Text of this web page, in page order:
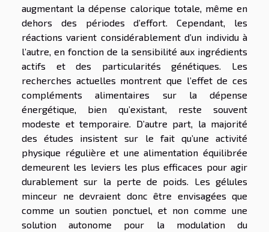
augmentant la dépense calorique totale, même en
dehors des périodes d’effort. Cependant, les
réactions varient considérablement d’un individu à
l’autre, en fonction de la sensibilité aux ingrédients
actifs et des particularités génétiques. Les
recherches actuelles montrent que l’effet de ces
compléments alimentaires sur la dépense
énergétique, bien qu’existant, reste souvent
modeste et temporaire. D’autre part, la majorité
des études insistent sur le fait qu’une activité
physique régulière et une alimentation équilibrée
demeurent les leviers les plus efficaces pour agir
durablement sur la perte de poids. Les gélules
minceur ne devraient donc être envisagées que
comme un soutien ponctuel, et non comme une
solution autonome pour la modulation du